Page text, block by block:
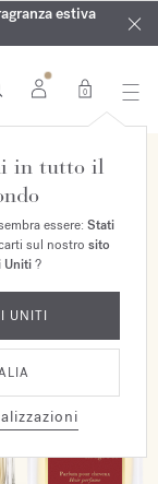
velvet moodnel
e gli oli per il
estiva
0
in tutto il
essere: Stati
sul nostro sito
Uniti?
UNITI
ESCLUSIVA ONLINE